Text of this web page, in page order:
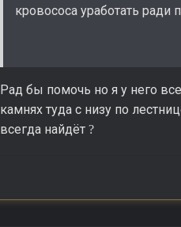
кровососа уработать
Рад бы помочь но я у него
камнях туда с низу по
всегда найдёт ?